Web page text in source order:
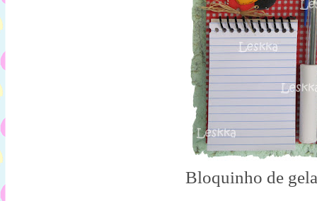
Bloquinho de